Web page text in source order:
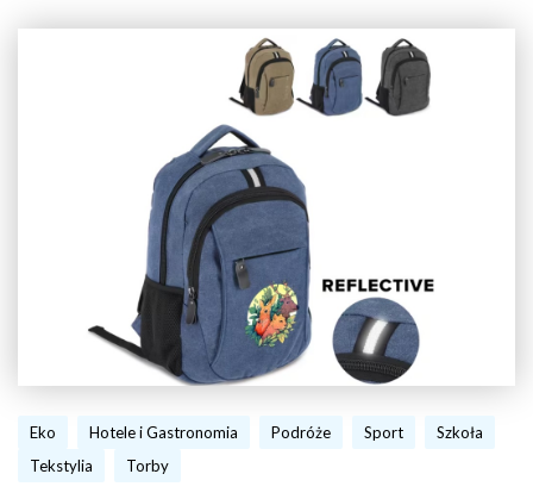
Eko Hotele i Gastronomia Podróże Sport
Szkoła
Tekstylia
Torby